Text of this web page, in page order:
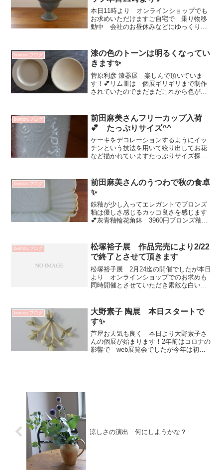
本日11時より オンラインショップでも
お求めいただけますご自宅で 乗り物移
動中 会社のお昼休みなどにゆっくりと
bonton.ブログ
漆の色のトーンは明るくなってい
きます✨
菅原利彦 漆器展 楽しんで頂いていま
す！💕リム皿は 個展ギリギリまで制作
されていたのでまだまだこれから色が出
漆を塗った作品です^^115リム皿（象牙）
7700円4土器...
bonton.ブログ
前田麻美さんフリーカップ入荷
💕 たっぷりサイズ^^
ケーキをデコレーションするようにイッ
チンという技法を用いて絞り出してお花
など描かれていますたっぷりサイズ探さ
美 白磁花七宝フリーカップ 4400円オ
ンラインショップは...
bonton.ブログ
前田麻美さんのうつわで秋の食卓
✨
鉄釉が少し入ってエレガントでブロンズ
釉は優しさ感じるカッコ良さを感じます
💕灰青釉輪花角鉢 3960円ブロンズ釉花
釉花七宝蕎麦猪口 3520円花七宝碗と花
唐草稜...
bonton.ブログ
松塚裕子展 作品完売により2/22
で終了とさせて頂きます
松塚裕子展 2月24迄の開催でしたが本日
より オンラインショップでのお求めも
同時開催とさせていただき素敵な白いピ
だきます2/23・24 とご来店ご予定され
ていらっしゃっ...
bonton.ブログ
大野素子 陶展 本日スタートで
す✨
芦屋お天気も良く 本日より大野素子さ
んの個展が始まります！2年前はコロナの
影響で web展覧会でしたが今年は初日
涼しさの演出 何にしようかな？